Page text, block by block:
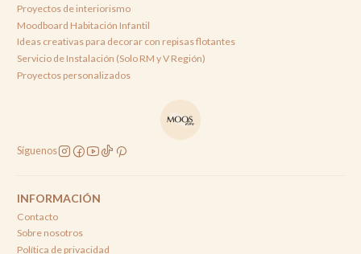
Proyectos de interiorismo
Moodboard Habitación Infantil
Ideas creativas para decorar con repisas flotantes
Servicio de Instalación (Solo RM y V Región)
Proyectos personalizados
Síguenos
INFORMACIÓN
Contacto
Sobre nosotros
Política de privacidad